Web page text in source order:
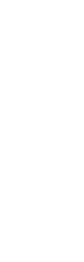
de cuplu
vor fi încărcate